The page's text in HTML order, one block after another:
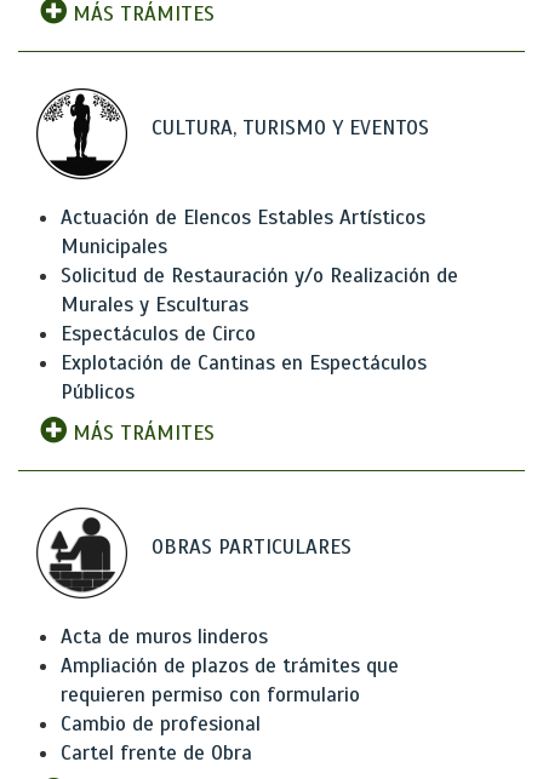
MÁS TRÁMITES
CULTURA, TURISMO Y EVENTOS
Actuación de Elencos Estables Artísticos
Municipales
Solicitud de Restauración y/o Realización de
Murales y Esculturas
Espectáculos de Circo
Explotación de Cantinas en Espectáculos
Públicos
MÁS TRÁMITES
OBRAS PARTICULARES
Acta de muros linderos
Ampliación de plazos de trámites que
requieren permiso con formulario
Cambio de profesional
Cartel frente de Obra